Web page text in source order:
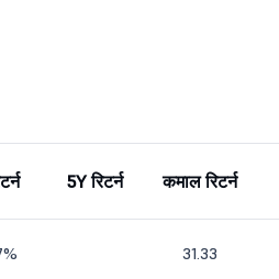
5Y रिटर्न कमाल रिटर्न
31.33